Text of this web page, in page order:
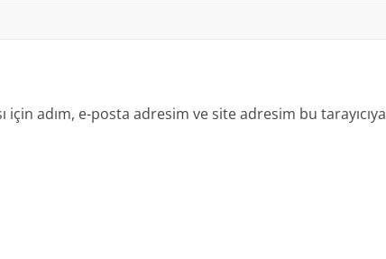
için adım, e-posta adresim ve site adresim bu tarayıcıya